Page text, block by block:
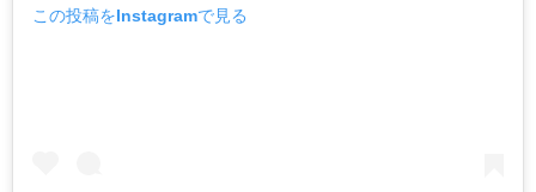
この投稿をInstagramで見る